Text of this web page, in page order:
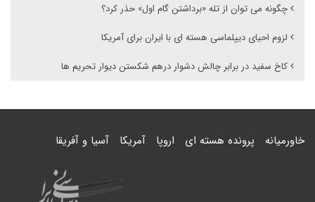
چگونه می توان از تله «برداشتن گام اول» حذر کرد؟
لزوم احیای دیپلماسی هسته ای با ایران برای آمریکا
کاخ سفید در برابر چالش دشوار درهم شکستن دیوار تحریم ها
خاورمیانه پرونده هسته ای اروپا آمریکا آسیا و آفریقا